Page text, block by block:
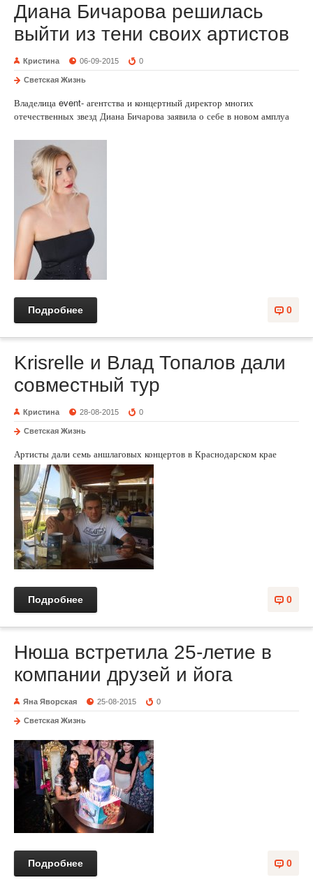
Диана Бичарова решилась
выйти из тени своих артистов
Кристина 06-09-2015 0
Светская Жизнь
Владелица event- агентства и концертный директор многих
отечественных звезд Диана Бичарова заявила о себе в новом амплуа
0
Подробнее
Krisrelle и Влад Топалов дали
совместный тур
Кристина 28-08-2015 0
Светская Жизнь
Артисты дали семь аншлаговых концертов в Краснодарском крае
0
Подробнее
Нюша встретила 25-летие в
компании друзей и йога
Яна Яворская 25-08-2015 0
Светская Жизнь
0
Подробнее